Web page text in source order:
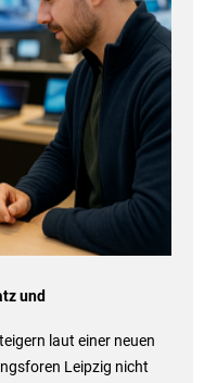
und
laut einer neuen
Leipzig nicht